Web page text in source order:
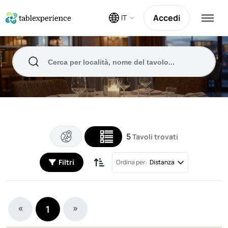
IT Accedi
5Tavoli trovati
Filtri Ordina per: Distanza
« 1 »